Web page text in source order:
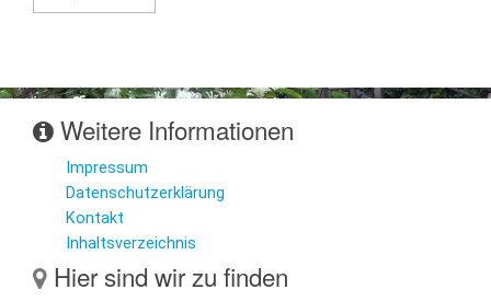
Weitere Informationen
Impressum
Datenschutzerklärung
Kontakt
Inhaltsverzeichnis
Hier sind wir zu finden